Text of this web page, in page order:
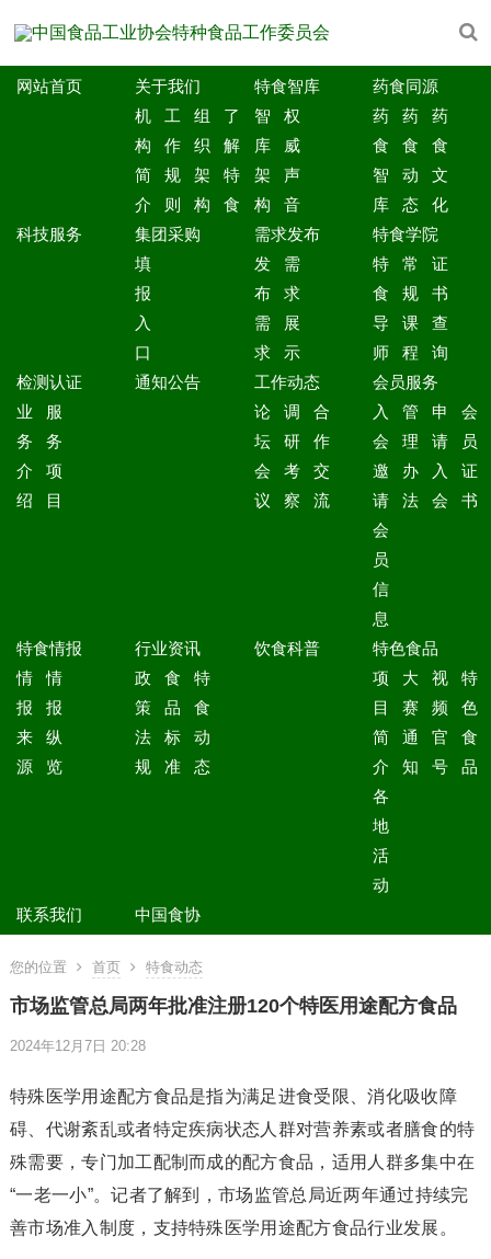
网站首页
关于我们
机
构
简
介
工
作
规
则
组
织
架
构
了
解
特
食
特食智库
智
库
架
构
权
威
声
音
药食同源
药
食
智
库
药
食
动
态
药
食
文
化
科技服务
集团采购
填
报
入
口
需求发布
发
布
需
求
需
求
展
示
特食学院
特
食
导
师
常
规
课
程
证
书
查
询
检测认证
业
务
介
绍
服
务
项
目
通知公告
工作动态
论
坛
会
议
调
研
考
察
合
作
交
流
会员服务
入
会
邀
请
管
理
办
法
申
请
入
会
会
员
证
书
会
员
信
息
特食情报
情
报
来
源
情
报
纵
览
行业资讯
政
策
法
规
食
品
标
准
特
食
动
态
饮食科普
特色食品
项
目
简
介
大
赛
通
知
视
频
官
号
特
色
食
品
各
地
活
动
联系我们
中国食协
您的位置 首页 特食动态
市场监管总局两年批准注册120个特医用途配方食品
2024年12月7日 20:28
特殊医学用途配方食品是指为满足进食受限、消化吸收障
碍、代谢紊乱或者特定疾病状态人群对营养素或者膳食的特
殊需要，专门加工配制而成的配方食品，适用人群多集中在
“一老一小”。记者了解到，市场监管总局近两年通过持续完
善市场准入制度，支持特殊医学用途配方食品行业发展。